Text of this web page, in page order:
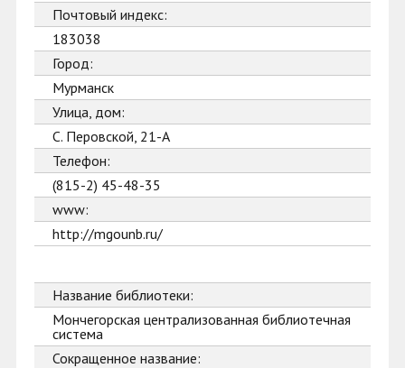
Почтовый индекс:
183038
Город:
Мурманск
Улица, дом:
С. Перовской, 21-А
Телефон:
(815-2) 45-48-35
www:
http://mgounb.ru/
Название библиотеки:
Мончегорская централизованная библиотечная
система
Сокращенное название: